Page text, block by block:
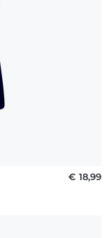
€ 18,99